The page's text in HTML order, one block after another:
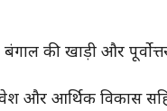
की खाड़ी और
और आर्थिक विकास